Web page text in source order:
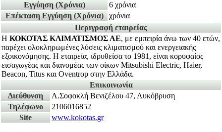
Εγγύηση (Χρόνια)
6 χρόνια
Επέκταση Εγγύηση (Χρόνια)
χρόνια
Περιγραφή εταιρείας
Η ΚΟΚΟΤΑΣ ΚΛΙΜΑΤΙΣΜΟΣ ΑΕ, με εμπειρία άνω των 40 ετών,
παρέχει ολοκληρωμένες λύσεις κλιματισμού και ενεργειακής
εξοικονόμησης. Η εταιρεία, ιδρυθείσα το 1981, είναι κορυφαίος
εισαγωγέας και διανομέας των οίκων Mitsubishi Electric, Haier,
Beacon, Titus και Oventrop στην Ελλάδα.
Επικοινωνία
Διεύθυνση
Λ.Σοφοκλή Βενιζέλου 47, Λυκόβρυση
Τηλέφωνο
2106016852
Site
www.kokotas.gr